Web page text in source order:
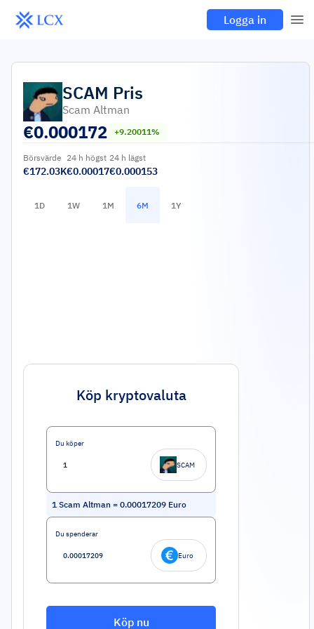
Logga in
SCAM Pris
Scam Altman
€0.000172 +9.20011%
Börsvärde
€172.03K
24 h högst
€0.00017
24 h lägst
€0.000153
1D 1W 1M 6M 1Y
Köp kryptovaluta
Du köper
SCAM
1 Scam Altman = 0.00017209 Euro
Du spenderar
Euro
Köp nu